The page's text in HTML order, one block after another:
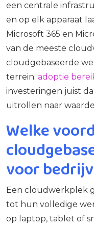
een centrale
en op elk apparaat
Microsoft 365 en
van de meeste
cloudgebaseerde
terrein: adoptie
investeringen juist
uitrollen naar
Welke
voor
Een cloudwerkplek
tot hun volledige
op laptop, tablet of